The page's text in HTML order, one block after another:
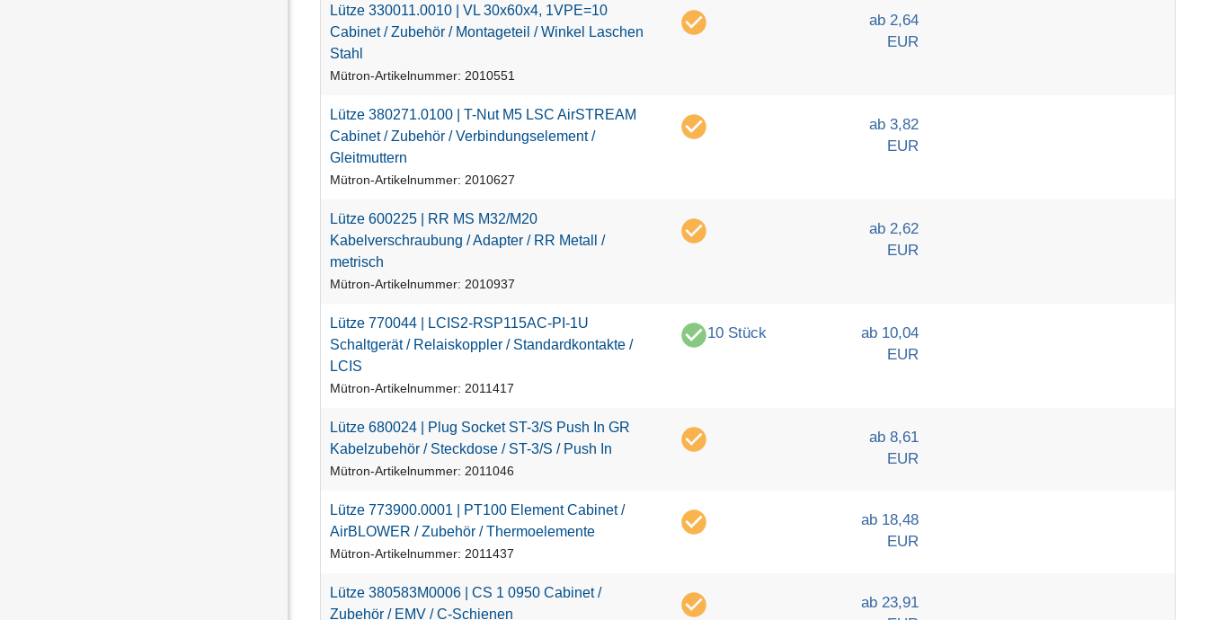
Lütze 330011.0010 VL 30x60x4, 1VPE=10
Cabinet / Zubehör / Montagetei / Winkel Laschen
Stah
Mütron-Artikelnummer: 2010551
ab 2,64
EUR
Lütze 380271.0100 T-N ut M5 LSC AirSTREAM
Cabinet / Zubehör / Verbindungsel ement /
Gl eitmuttern
Mütron-Artikelnummer: 2010627
ab 3,82
EUR
Lütze 600225 RR MS M32/M20
Kabel verschraubung /Adapter / RR Meta
/
metrisch
Mütron-Artikelnummer: 2010937
ab 2,62
EUR
Lütze 770044 LC S2-RSP115AC-P -1U
Scha tgerät / Rel aiskoppl er / Standard kontakte /
LC S
Mütron-Artikelnummer: 2011417
10 Stück
ab 10,04
EUR
Lütze 680024 P ug Socket ST-3/S Push n GR
Kabel zubehör / Steckdose / ST-3/S / Push n
Mütron-Artikelnummer: 2011046
ab 8,61
EUR
Lütze 773900.0001 PT100 E ement Cabinet /
AirB LOWER / Zubehör / Thermoel emente
Mütron-Artikelnummer: 2011437
ab 18,48
EUR
Lütze 380583M0006 CS 1 0950 Cabinet /
Zubehör / EMV / C-Schienen
ab 23,91